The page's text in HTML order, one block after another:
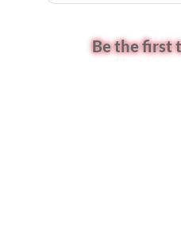
Be the first